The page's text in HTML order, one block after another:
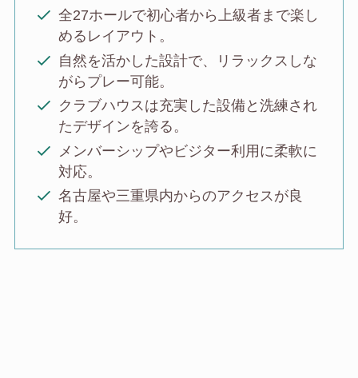
全27ホールで初心者から上級者まで楽し
めるレイアウト。
自然を活かした設計で、リラックスしな
がらプレー可能。
クラブハウスは充実した設備と洗練され
たデザインを誇る。
メンバーシップやビジター利用に柔軟に
対応。
名古屋や三重県内からのアクセスが良
好。